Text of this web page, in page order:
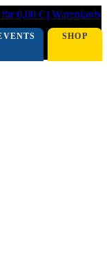
0,00 € | Warenkorb
SHOP